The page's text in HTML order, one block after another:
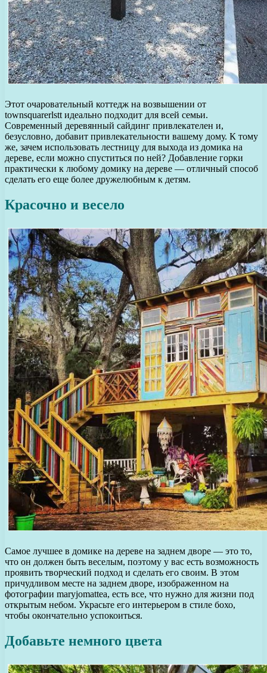
Этот очаровательный коттедж на возвышении от
townsquarerlstt идеально подходит для всей семьи.
Современный деревянный сайдинг привлекателен и,
безусловно, добавит привлекательности вашему дому. К тому
же, зачем использовать лестницу для выхода из домика на
дереве, если можно спуститься по ней? Добавление горки
практически к любому домику на дереве — отличный способ
сделать его еще более дружелюбным к детям.
Красочно и весело
Самое лучшее в домике на дереве на заднем дворе — это то,
что он должен быть веселым, поэтому у вас есть возможность
проявить творческий подход и сделать его своим. В этом
причудливом месте на заднем дворе, изображенном на
фотографии maryjomattea, есть все, что нужно для жизни под
открытым небом. Украсьте его интерьером в стиле бохо,
чтобы окончательно успокоиться.
Добавьте немного цвета